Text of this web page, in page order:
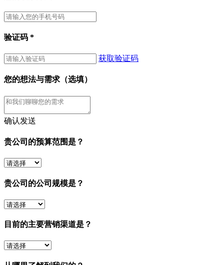
验证码 *
获取验证码
您的想法与需求（选填）
确认发送
贵公司的预算范围是？
贵公司的公司规模是？
目前的主要营销渠道是？